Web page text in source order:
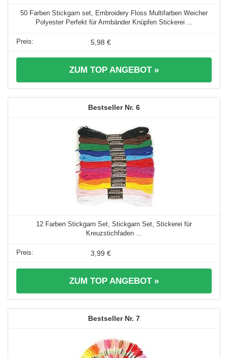
50 Farben Stickgarn set, Embroidery Floss Multifarben Weicher
Polyester Perfekt für Armbänder Knüpfen Stickerei ...
5,98 €
ZUM TOP ANGEBOT »
6
12 Farben Stickgarn Set, Stickgarn Set, Stickerei für
Kreuzstichfaden ...
3,99 €
ZUM TOP ANGEBOT »
7